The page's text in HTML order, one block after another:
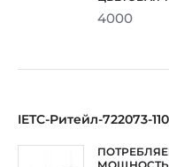
4000
IETC-Ритейл-722073-